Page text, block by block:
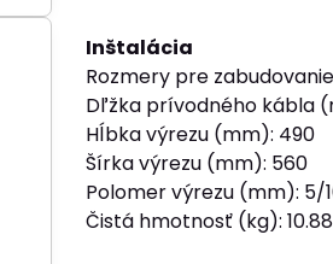
Inštalácia
Rozmery pre
Dľžka prívodného kábla
Hĺbka výrezu (mm): 490
Šírka výrezu (mm): 560
Polomer výrezu (mm): 5/
Čistá hmotnosť (kg): 10.88